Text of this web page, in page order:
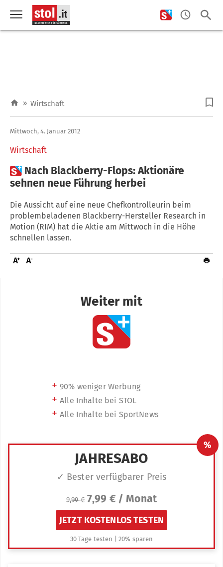
» Wirtschaft
Wirtschaft
Mittwoch, 4. Januar 2012
 Nach Blackberry-Flops: Aktionäre
sehnen neue Führung herbei
Die Aussicht auf eine neue Chefkontrolleurin beim
problembeladenen Blackberry-Hersteller Research in
Motion (RIM) hat die Aktie am Mittwoch in die Höhe
schnellen lassen.